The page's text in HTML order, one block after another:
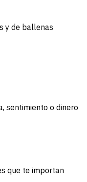
y de ballenas
sentimiento o dinero
que te importan